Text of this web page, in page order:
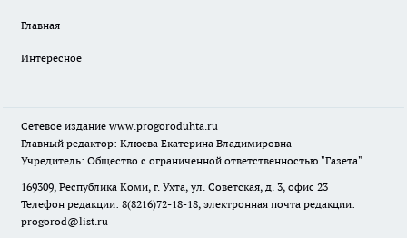
Главная
Интересное
Сетевое издание www.progoroduhta.ru
Главный редактор: Клюева Екатерина Владимировна
Учредитель: Общество с ограниченной ответственностью "Газета"
169309, Республика Коми, г. Ухта, ул. Советская, д. 3, офис 23
Телефон редакции: 8(8216)72-18-18, электронная почта редакции:
progorod@list.ru